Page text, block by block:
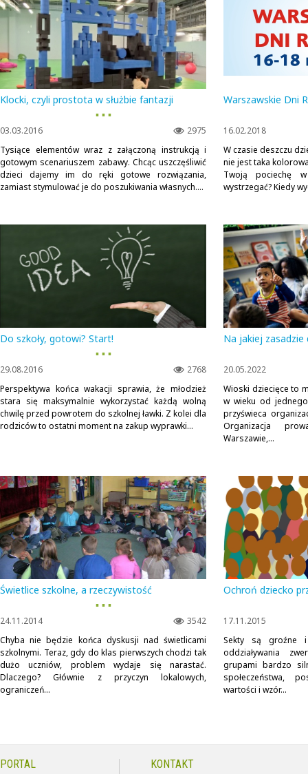
Klocki, czyli prostota w służbie fantazji
▪ ▪ ▪
2975
03.03.2016
Tysiące elementów wraz z załączoną instrukcją i
gotowym scenariuszem zabawy. Chcąc uszczęśliwić
dzieci dajemy im do ręki gotowe rozwiązania,
zamiast stymulować je do poszukiwania własnych....
Warszawskie Dni
16.02.2018
W czasie deszczu
nie jest taka
Twoją pociechę
wystrzegać? Kiedy
Do szkoły, gotowi? Start!
▪ ▪ ▪
2768
29.08.2016
Perspektywa końca wakacji sprawia, że młodzież
stara się maksymalnie wykorzystać każdą wolną
chwilę przed powrotem do szkolnej ławki. Z kolei dla
rodziców to ostatni moment na zakup wyprawki...
Na jakiej zasadzie
20.05.2022
Wioski dziecięce to
w wieku od
przyświeca
Organizacja
Warszawie,...
Świetlice szkolne, a rzeczywistość
▪ ▪ ▪
3542
24.11.2014
Chyba nie będzie końca dyskusji nad świetlicami
szkolnymi. Teraz, gdy do klas pierwszych chodzi tak
dużo uczniów, problem wydaje się narastać.
Dlaczego? Głównie z przyczyn lokalowych,
ograniczeń...
Ochroń dziecko
17.11.2015
Sekty są groźne
oddziaływania
grupami bardzo
społeczeństwa,
wartości i wzór...
PORTAL KONTAKT